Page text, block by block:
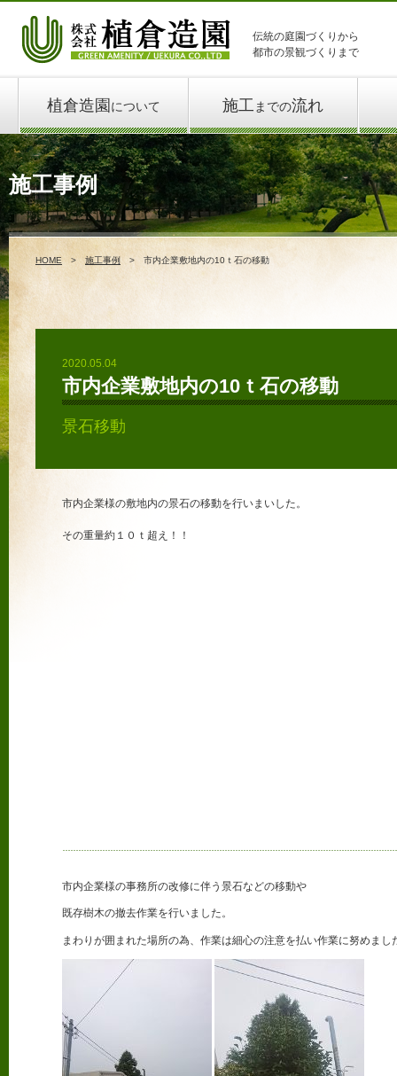
伝統の庭園づくりから
都市の景観づくりまで
植倉造園 について 施工 までの流れ
施工事例
HOME 施工事例 市内企業敷地内の10ｔ石の移動
2020.05.04
市内企業敷地内の10ｔ石の移動
景石移動
市内企業様の敷地内の景石の移動を行いまいした。
その重量約１０ｔ超え！！
市内企業様の事務所の改修に伴う景石などの移動や
既存樹木の撤去作業を行いました。
まわりが囲まれた場所の為、作業は細心の注意を払い作業に努めまし